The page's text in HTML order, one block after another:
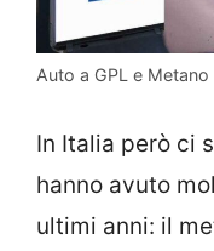
Auto a GPL e Metano
In Italia però ci
hanno avuto
ultimi anni: il